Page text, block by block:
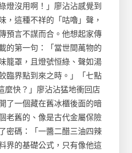
燈沒用啊！」廖沾沾感覺到
，這種不祥的「咕嚕」聲，
預言不謀而合。他想起家傳
的第一句：「當世間萬物的
籠罩，且燈號恒綠、聲如湯
臨界點到來之時。」「七點
麼快？」廖沾沾猛地衝回店
了一個藏在舊冰櫃後面的暗
老舊的、像是古代金屬保險
密碼：「一醬二醋三油四辣
界的基礎公式，只有像他這